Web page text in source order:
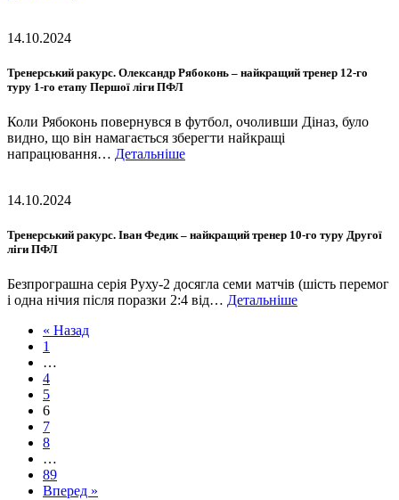
14.10.2024
Тренерський ракурс. Олександр Рябоконь – найкращий тренер 12-го
туру 1-го етапу Першої ліги ПФЛ
Коли Рябоконь повернувся в футбол, очоливши Діназ, було
видно, що він намагається зберегти найкращі
напрацювання… Детальніше
14.10.2024
Тренерський ракурс. Іван Федик – найкращий тренер 10-го туру Другої
ліги ПФЛ
Безпрограшна серія Руху-2 досягла семи матчів (шість перемог
і одна нічия після поразки 2:4 від… Детальніше
« Назад
1
…
4
5
6
7
8
…
89
Вперед »